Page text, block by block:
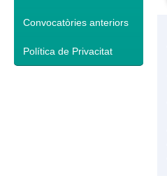
Convocatòries anteriors
Política de Privacitat